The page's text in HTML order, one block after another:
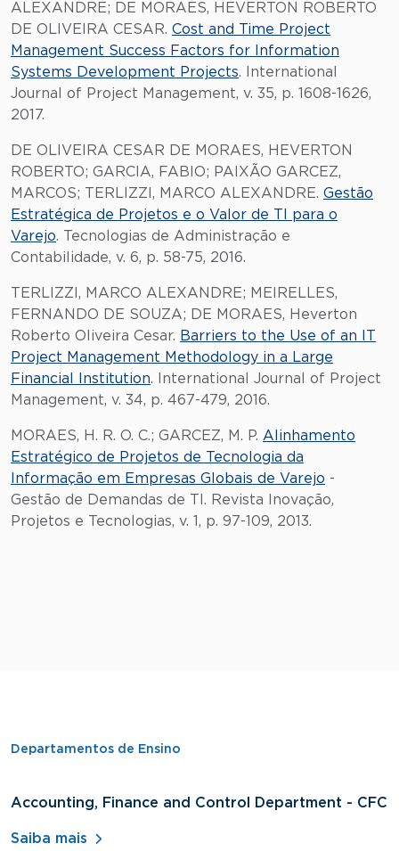
ALEXANDRE; DE MORAES, HEVERTON ROBERTO
DE OLIVEIRA CESAR. Cost and Time Project
Management Success Factors for Information
Systems Development Projects. International
Journal of Project Management, v. 35, p. 1608-1626,
2017.
DE OLIVEIRA CESAR DE MORAES, HEVERTON
ROBERTO; GARCIA, FABIO; PAIXÃO GARCEZ,
MARCOS; TERLIZZI, MARCO ALEXANDRE. Gestão
Estratégica de Projetos e o Valor de TI para o
Varejo. Tecnologias de Administração e
Contabilidade, v. 6, p. 58-75, 2016.
TERLIZZI, MARCO ALEXANDRE; MEIRELLES,
FERNANDO DE SOUZA; DE MORAES, Heverton
Roberto Oliveira Cesar. Barriers to the Use of an IT
Project Management Methodology in a Large
Financial Institution. International Journal of Project
Management, v. 34, p. 467-479, 2016.
MORAES, H. R. O. C.; GARCEZ, M. P. Alinhamento
Estratégico de Projetos de Tecnologia da
Informação em Empresas Globais de Varejo -
Gestão de Demandas de TI. Revista Inovação,
Projetos e Tecnologias, v. 1, p. 97-109, 2013.
Departamentos de Ensino
Accounting, Finance and Control Department - CFC
Saiba mais